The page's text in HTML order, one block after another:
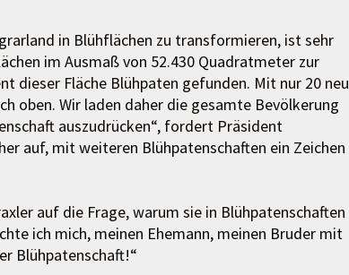
in Blühflächen zu transformieren, ist sehr
im Ausmaß von 52.430 Quadratmeter zur
dieser Fläche Blühpaten gefunden. Mit nur 20 neu
oben. Wir laden daher die gesamte Bevölkerung
auszudrücken“, fordert Präsident
auf, mit weiteren Blühpatenschaften ein Zeichen
auf die Frage, warum sie in Blühpatenschaften
ich mich, meinen Ehemann, meinen Bruder mit
Blühpatenschaft!“